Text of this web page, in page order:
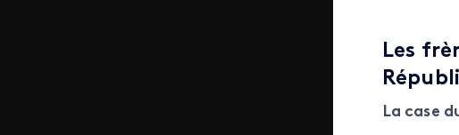
Les
La case